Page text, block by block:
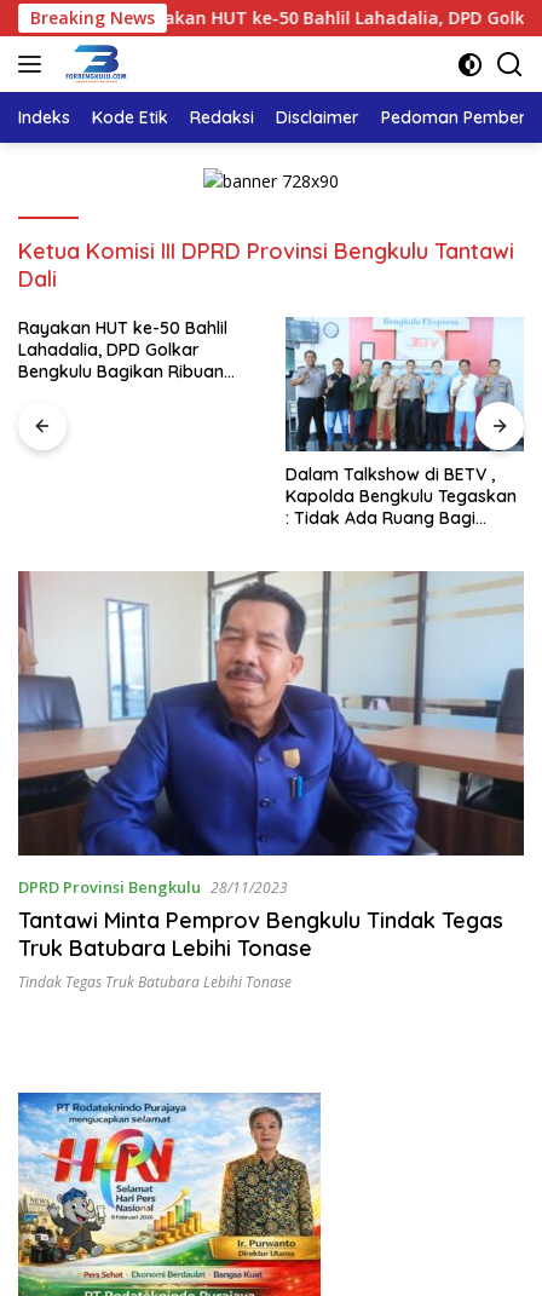
Langsung
ke
konten
Breaking News
Rayakan HUT ke-50 Bahlil Lahadalia, DPD Golkar
Indeks Kode Etik Redaksi Disclaimer Pedoman
Ketua Komisi III DPRD Provinsi Bengkulu Tantawi
Dali
Rayakan HUT ke-50 Bahlil
Lahadalia, DPD Golkar
Bengkulu Bagikan Ribuan
Puluhan Panti Asuhan
Dalam Talkshow di BETV ,
Kapolda Bengkulu Tegaskan
: Tidak Ada Ruang Bagi
DPRD Provinsi Bengkulu 28/11/2023
Tantawi Minta Pemprov Bengkulu Tindak Tegas
Truk Batubara Lebihi Tonase
Tindak Tegas Truk Batubara Lebihi Tonase